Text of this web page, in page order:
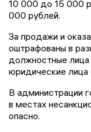
10 000 до 15 000
000 рублей.
За продажи и
оштрафованы в
должностные
юридические
В администрации
в местах
опасно.